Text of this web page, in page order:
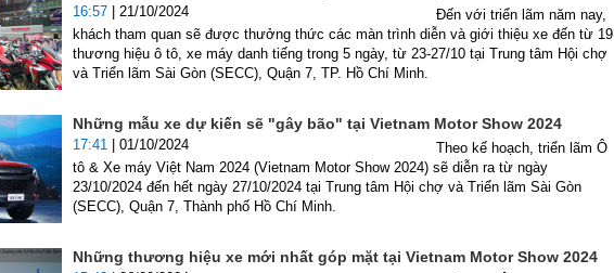
16:57 | 21/10/2024
Đến với triển lãm năm nay,
khách tham quan sẽ được thưởng thức các màn trình diễn và giới thiệu xe đến từ 19
thương hiệu ô tô, xe máy danh tiếng trong 5 ngày, từ 23-27/10 tại Trung tâm Hội chợ
và Triển lãm Sài Gòn (SECC), Quận 7, TP. Hồ Chí Minh.
Những mẫu xe dự kiến sẽ "gây bão" tại Vietnam Motor Show 2024
17:41 | 01/10/2024
Theo kế hoạch, triển lãm Ô
tô & Xe máy Việt Nam 2024 (Vietnam Motor Show 2024) sẽ diễn ra từ ngày
23/10/2024 đến hết ngày 27/10/2024 tại Trung tâm Hội chợ và Triển lãm Sài Gòn
(SECC), Quận 7, Thành phố Hồ Chí Minh.
Những thương hiệu xe mới nhất góp mặt tại Vietnam Motor Show 2024